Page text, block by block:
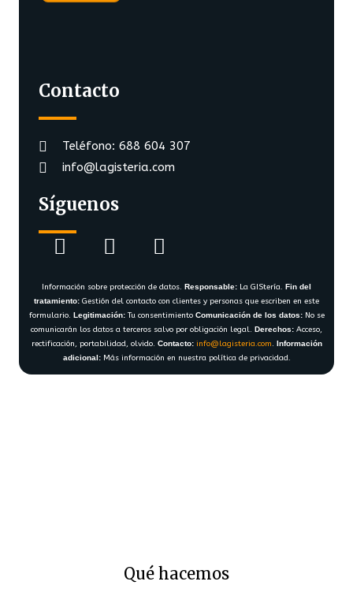
Contacto
Teléfono: 688 604 307
info@lagisteria.com
Síguenos
Información sobre protección de datos. Responsable: La GIStería. Fin del
tratamiento: Gestión del contacto con clientes y personas que escriben en este
formulario. Legitimación:Tu consentimiento Comunicación de los datos:No se
comunicarán los datos a terceros salvo por obligación legal. Derechos: Acceso,
rectificación, portabilidad, olvido. Contacto: info@lagisteria.com.
Información
adicional:Más información en nuestra política de privacidad.
Qué hacemos